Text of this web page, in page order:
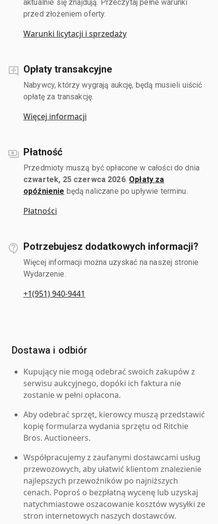
aktualnie się znajdują. Przeczytaj pełne warunki
przed złożeniem oferty.
Warunki licytacji i sprzedaży
Opłaty transakcyjne
Nabywcy, którzy wygrają aukcję, będą musieli uiścić
opłatę za transakcję.
Więcej informacji
Płatność
Przedmioty muszą być opłacone w całości do dnia
czwartek, 25 czerwca 2026. Opłaty za
opóźnienie będą naliczane po upływie terminu.
Płatności
Potrzebujesz dodatkowych informacji?
Więcej informacji można uzyskać na naszej stronie
Wydarzenie.
+1(951) 940-9441
Dostawa i odbiór
Kupujący nie mogą odebrać swoich zakupów z
serwisu aukcyjnego, dopóki ich faktura nie
zostanie w pełni opłacona.
Aby odebrać sprzęt, kierowcy muszą przedstawić
kopię formularza wydania sprzętu od Ritchie
Bros. Auctioneers.
Współpracujemy z zaufanymi dostawcami usług
przewozowych, aby ułatwić klientom znalezienie
najlepszych przewoźników po najniższych
cenach. Poproś o bezpłatną wycenę lub uzyskaj
natychmiastowe oszacowanie kosztów wysyłki ze
stron internetowych naszych dostawców.